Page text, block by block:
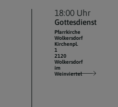
18:00 Uhr
Gottesdienst
Pfarrkirche
Wolkersdorf
Kirchenpl.
1
2120
Wolkersdorf
im
Weinviertel